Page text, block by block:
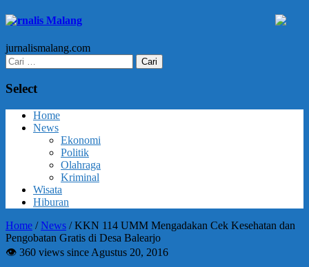
Jurnalis Malang
jurnalismalang.com
Cari
untuk:
Select
Home
News
Ekonomi
Politik
Olahraga
Kriminal
Wisata
Hiburan
Home /News /KKN 114 UMM Mengadakan Cek Kesehatan dan
Pengobatan Gratis di Desa Balearjo
👁 360 views since Agustus 20, 2016